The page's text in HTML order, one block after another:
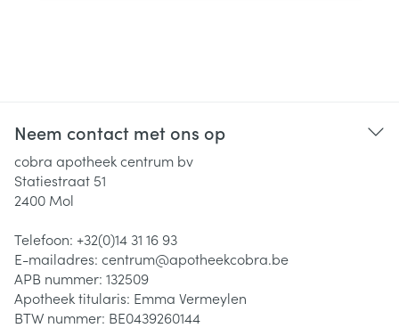
Neem contact met ons op
cobra apotheek centrum bv
Statiestraat 51
2400 Mol
Telefoon: +32(0)14 31 16 93
E-mailadres: centrum@apotheekcobra.be
APB nummer: 132509
Apotheek titularis: Emma Vermeylen
BTW nummer: BE0439260144